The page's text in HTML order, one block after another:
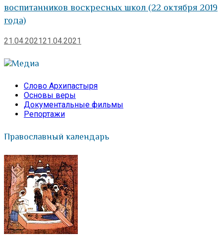
воспитанников воскресных школ (22 октября 2019
года)
21.04.202121.04.2021
Медиа
Слово Архипастыря
Основы веры
Документальные фильмы
Репортажи
Православный календарь